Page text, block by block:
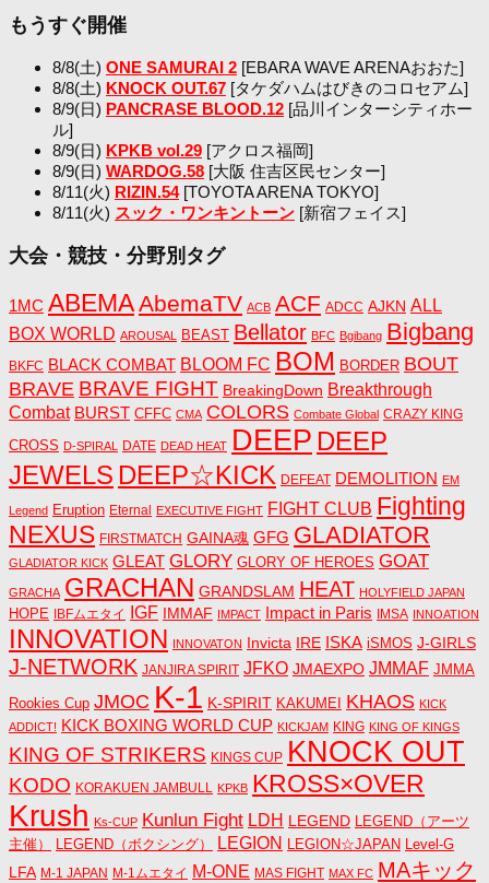
もうすぐ開催
8/8(土) ONE SAMURAI 2 [EBARA WAVE ARENAおおた]
8/8(土) KNOCK OUT.67 [タケダハムはびきのコロセアム]
8/9(日) PANCRASE BLOOD.12 [品川インターシティホー
ル]
8/9(日) KPKB vol.29 [アクロス福岡]
8/9(日) WARDOG.58 [大阪 住吉区民センター]
8/11(火) RIZIN.54[TOYOTA ARENA TOKYO]
8/11(火) スック・ワンキントーン [新宿フェイス]
大会・競技・分野別タグ
1MC ABEMAAbemaTV ACB ACF ADCC AJKN ALL
BOX WORLD AROUSAL BEAST Bellator BFC Bgibang Bigbang
BKFC BLACK COMBAT BLOOM FC BOM BORDER BOUT
BRAVE BRAVE FIGHT BreakingDown Breakthrough
Combat BURST CFFC CMA COLORS Combate Global CRAZY KING
CROSS D-SPIRAL DATE DEAD HEAT DEEP DEEP
JEWELS DEEP☆KICK DEFEAT DEMOLITION EM
Legend Eruption Eternal EXECUTIVE FIGHT FIGHT CLUB Fighting
NEXUS FIRSTMATCH GAINA魂 GFG GLADIATOR
GLADIATOR KICK GLEAT GLORY GLORY OF HEROES GOAT
GRACHA GRACHAN GRANDSLAM HEAT HOLYFIELD JAPAN
HOPE IBFムエタイ IGF IMMAF IMPACT Impact in Paris IMSA INNOATION
INNOVATION INNOVATON Invicta IRE ISKA iSMOS J-GIRLS
J-NETWORK JANJIRA SPIRIT JFKO JMAEXPO JMMAF JMMA
Rookies Cup JMOC K-1 K-SPIRIT KAKUMEI KHAOS KICK
ADDICT! KICK BOXING WORLD CUP KICKJAM KING KING OF KINGS
KING OF STRIKERS KINGS CUP KNOCK OUT
KODO KORAKUEN JAMBULL KPKB KROSS×OVER
Krush Ks-CUP Kunlun Fight LDH LEGEND
LEGEND（アーツ
主催）
LEGEND（ボクシング） LEGION LEGION☆JAPAN Level-G
LFA M-1 JAPAN M-1ムエタイ M-ONE MAS FIGHT MAX FC MAキック